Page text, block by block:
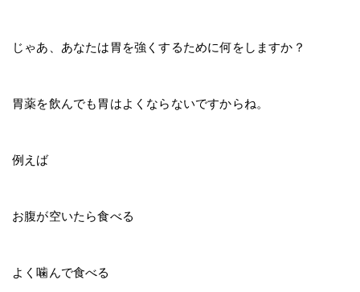
じゃあ、あなたは胃を強くするために何をしますか？
胃薬を飲んでも胃はよくならないですからね。
例えば
お腹が空いたら食べる
よく噛んで食べる